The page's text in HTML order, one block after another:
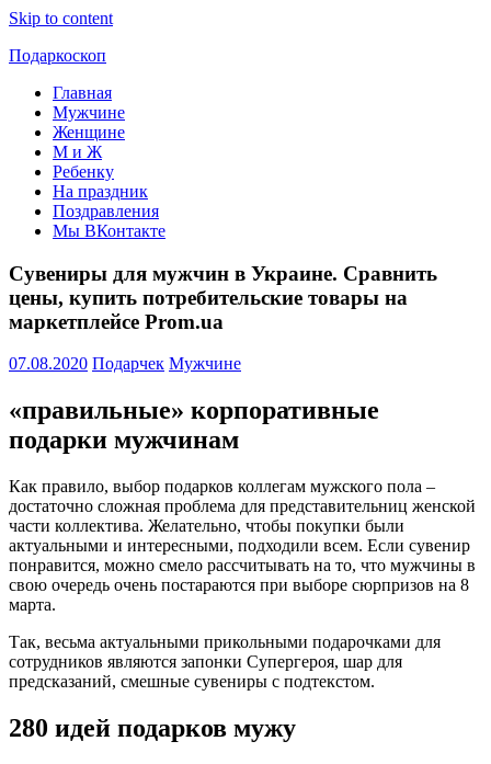
Skip to content
Подаркоскоп
Поможем
выбрать
подарить
Главная
Мужчине
Женщине
М и Ж
Ребенку
На праздник
Поздравления
Мы ВКонтакте
Сувениры для мужчин в Украине. Сравнить
цены, купить потребительские товары на
маркетплейсе Prom.ua
07.08.2020 Подарчек Мужчине
«правильные» корпоративные
подарки мужчинам
Как правило, выбор подарков коллегам мужского пола –
достаточно сложная проблема для представительниц женской
части коллектива. Желательно, чтобы покупки были
актуальными и интересными, подходили всем. Если сувенир
понравится, можно смело рассчитывать на то, что мужчины в
свою очередь очень постараются при выборе сюрпризов на 8
марта.
Так, весьма актуальными прикольными подарочками для
сотрудников являются запонки Супергероя, шар для
предсказаний, смешные сувениры с подтекстом.
280 идей подарков мужу